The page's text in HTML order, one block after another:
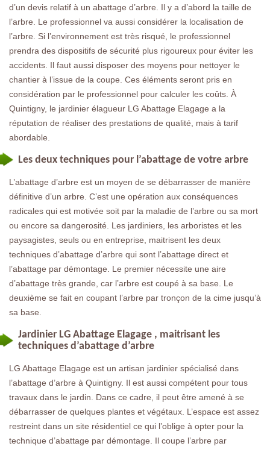
d’un devis relatif à un abattage d’arbre. Il y a d’abord la taille de
l’arbre. Le professionnel va aussi considérer la localisation de
l’arbre. Si l’environnement est très risqué, le professionnel
prendra des dispositifs de sécurité plus rigoureux pour éviter les
accidents. Il faut aussi disposer des moyens pour nettoyer le
chantier à l’issue de la coupe. Ces éléments seront pris en
considération par le professionnel pour calculer les coûts. À
Quintigny, le jardinier élagueur LG Abattage Elagage a la
réputation de réaliser des prestations de qualité, mais à tarif
abordable.
Les deux techniques pour l’abattage de votre arbre
L’abattage d’arbre est un moyen de se débarrasser de manière
définitive d’un arbre. C’est une opération aux conséquences
radicales qui est motivée soit par la maladie de l’arbre ou sa mort
ou encore sa dangerosité. Les jardiniers, les arboristes et les
paysagistes, seuls ou en entreprise, maitrisent les deux
techniques d’abattage d’arbre qui sont l’abattage direct et
l’abattage par démontage. Le premier nécessite une aire
d’abattage très grande, car l’arbre est coupé à sa base. Le
deuxième se fait en coupant l’arbre par tronçon de la cime jusqu’à
sa base.
Jardinier LG Abattage Elagage , maitrisant les
techniques d’abattage d’arbre
LG Abattage Elagage est un artisan jardinier spécialisé dans
l’abattage d’arbre à Quintigny. Il est aussi compétent pour tous
travaux dans le jardin. Dans ce cadre, il peut être amené à se
débarrasser de quelques plantes et végétaux. L’espace est assez
restreint dans un site résidentiel ce qui l’oblige à opter pour la
technique d’abattage par démontage. Il coupe l’arbre par